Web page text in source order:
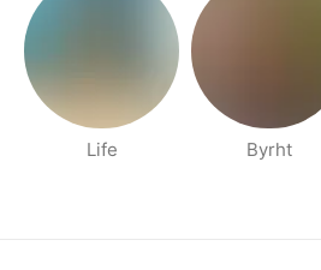
Life Byrht